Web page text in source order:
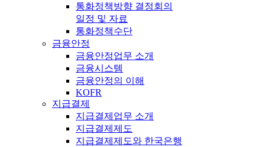
통화정책방향 결정회의
일정 및 자료
통화정책수단
금융안정
금융안정업무 소개
금융시스템
금융안정의 이해
KOFR
지급결제
지급결제업무 소개
지급결제제도
지급결제제도와 한국은행